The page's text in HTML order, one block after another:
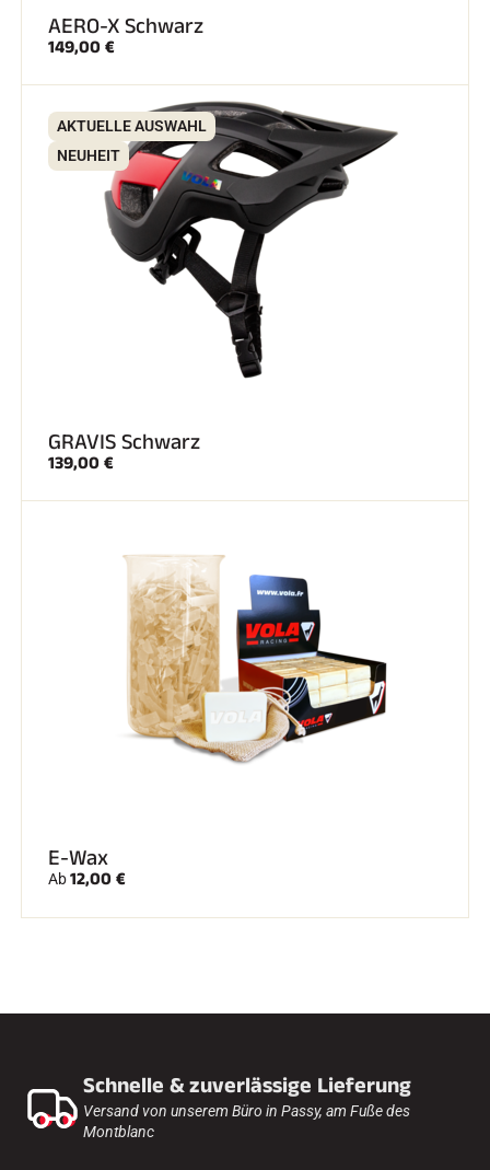
SKILANGLAUF
AERO-X Schwarz
149,00 €
AKTUELLE AUSWAHL
NEUHEIT
GRAVIS Schwarz
139,00 €
E-Wax
Ab12,00 €
Schnelle & zuverlässige Lieferung
Versand von unserem Büro in Passy, am Fuße des
Montblanc